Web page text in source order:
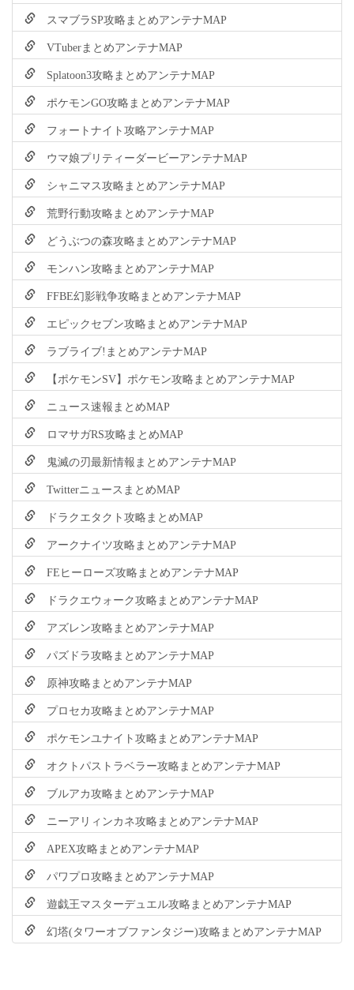
スマブラSP攻略まとめアンテナMAP
VTuberまとめアンテナMAP
Splatoon3攻略まとめアンテナMAP
ポケモンGO攻略まとめアンテナMAP
フォートナイト攻略アンテナMAP
ウマ娘プリティーダービーアンテナMAP
シャニマス攻略まとめアンテナMAP
荒野行動攻略まとめアンテナMAP
どうぶつの森攻略まとめアンテナMAP
モンハン攻略まとめアンテナMAP
FFBE幻影戦争攻略まとめアンテナMAP
エピックセブン攻略まとめアンテナMAP
ラブライブ!まとめアンテナMAP
【ポケモンSV】ポケモン攻略まとめアンテナMAP
ニュース速報まとめMAP
ロマサガRS攻略まとめMAP
鬼滅の刃最新情報まとめアンテナMAP
TwitterニュースまとめMAP
ドラクエタクト攻略まとめMAP
アークナイツ攻略まとめアンテナMAP
FEヒーローズ攻略まとめアンテナMAP
ドラクエウォーク攻略まとめアンテナMAP
アズレン攻略まとめアンテナMAP
パズドラ攻略まとめアンテナMAP
原神攻略まとめアンテナMAP
プロセカ攻略まとめアンテナMAP
ポケモンユナイト攻略まとめアンテナMAP
オクトパストラベラー攻略まとめアンテナMAP
ブルアカ攻略まとめアンテナMAP
ニーアリィンカネ攻略まとめアンテナMAP
APEX攻略まとめアンテナMAP
パワプロ攻略まとめアンテナMAP
遊戯王マスターデュエル攻略まとめアンテナMAP
幻塔(タワーオブファンタジー)攻略まとめアンテナMAP